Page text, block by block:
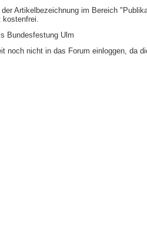
Artikelbezeichnung im Bereich
kostenfrei.
Bundesfestung Ulm
noch nicht in das Forum einloggen, da